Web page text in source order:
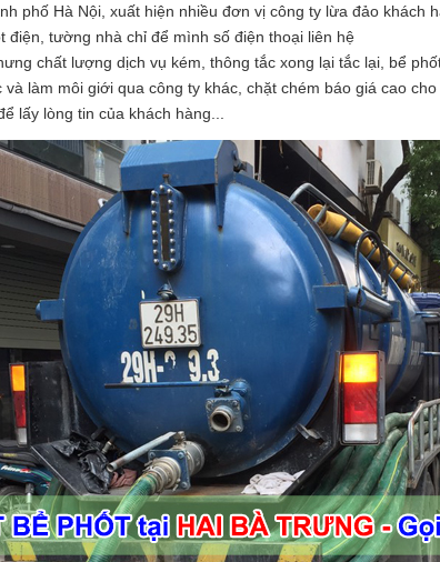
phố Hà Nội, xuất hiện nhiều đơn vị công ty lừa đảo khách
điện, tường nhà chỉ để mình số điện thoại liên hệ
chất lượng dịch vụ kém, thông tắc xong lại tắc lại, bể
và làm môi giới qua công ty khác, chặt chém báo giá cao
lấy lòng tin của khách hàng...